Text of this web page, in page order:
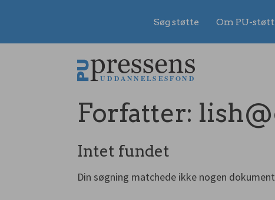
Søg støtte Om PU-
Forfatter:
Intet fundet
Din søgning matchede ikke nogen